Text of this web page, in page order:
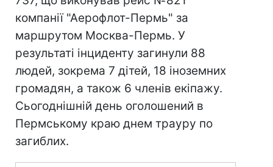
компанії "Аерофлот-Пермь" за
маршрутом Москва-Пермь. У
результаті інциденту загинули 88
людей, зокрема 7 дітей, 18 іноземних
громадян, а також 6 членів екіпажу.
Сьогоднішній день оголошений в
Пермському краю днем трауру по
загиблих.